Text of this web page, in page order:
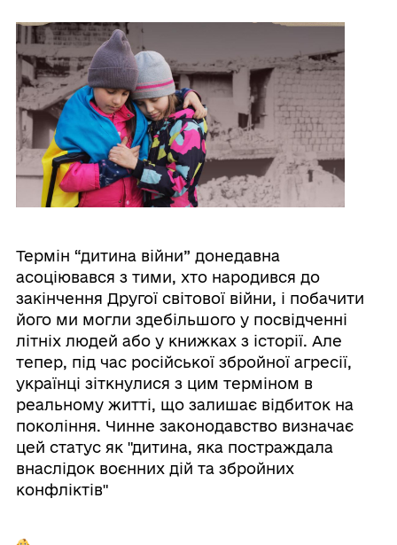
Термін “дитина війни” донедавна
асоціювався з тими, хто народився до
закінчення Другої світової війни, і побачити
його ми могли здебільшого у посвідченні
літніх людей або у книжках з історії. Але
тепер, під час російської збройної агресії,
українці зіткнулися з цим терміном в
реальному житті, що залишає відбиток на
покоління. Чинне законодавство визначає
цей статус як "дитина, яка постраждала
внаслідок воєнних дій та збройних
конфліктів"